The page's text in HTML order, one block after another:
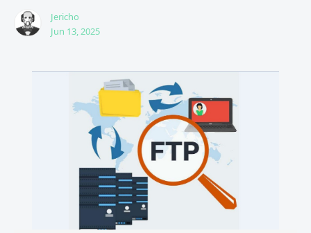
Jericho
Jun 13, 2025